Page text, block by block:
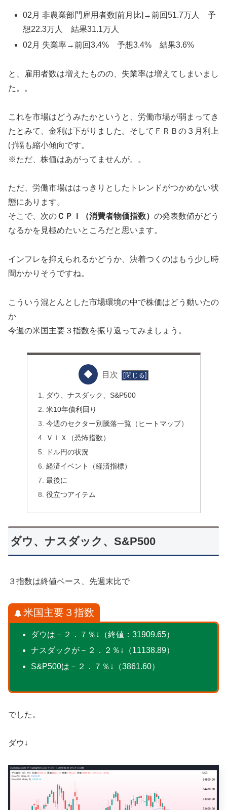
02月 非農業部門雇用者数[前月比]→前回51.7万人 予
想22.3万人 結果31.1万人
02月 失業率→前回3.4% 予想3.4% 結果3.6%
と、雇用者数は増えたものの、失業率は増えてしまいまし
た。。
これを市場はどうみたかというと、労働市場が弱まってき
たとみて、金利は下がりました。そしてＦＲＢの３月利上
げ幅も縮小傾向です。
※ただ、株価はあがってませんが。。
ただ、労働市場ははっきりとしたトレンドがつかめない状
態にあります。
そこで、次のＣＰＩ（消費者物価指数） の発表数値がどう
なるかを見極めたいところだと思います。
インフレを抑えられるかどうか、決着つくのはもう少し時
間かかりそうですね。
こういう混とんとした市場環境の中で株価はどう動いたの
か
今週の米国主要３指数を振り返ってみましょう。
目次
ダウ、ナスダック、S&P500
米10年債利回り
今週のセクター別騰落一覧（ヒートマップ）
ＶＩＸ（恐怖指数）
ドル円の状況
経済イベント（経済指標）
最後に
役立つアイテム
ダウ、ナスダック、S&P500
３指数は終値ベース、先週末比で
米国主要３指数
ダウは－２．７％↓（終値：31909.65）
ナスダックが－２．２％↓（11138.89）
S&P500は－２．７％↓（3861.60）
でした。
ダウ↓